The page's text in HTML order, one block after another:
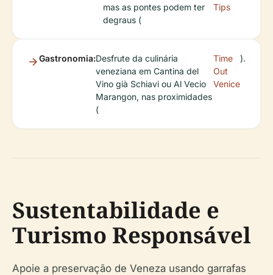
mas as pontes podem ter
degraus (
Tips
Gastronomia:Desfrute da culinária
veneziana em Cantina del
Vino già Schiavi ou Al Vecio
Marangon, nas proximidades
(
Time
Out
Venice
).
Sustentabilidade e
Turismo Responsável
Apoie a preservação de Veneza usando garrafas